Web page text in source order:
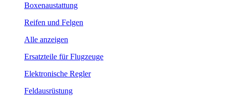
Boxenaustattung
Reifen und Felgen
Alle anzeigen
Ersatzteile für Flugzeuge
Elektronische Regler
Feldausrüstung